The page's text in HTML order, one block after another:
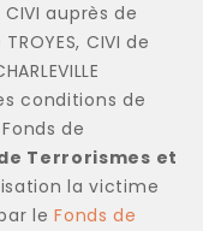
auprès de
CIVI de
conditions de
de
Terrorismes et
la victime
le Fonds de